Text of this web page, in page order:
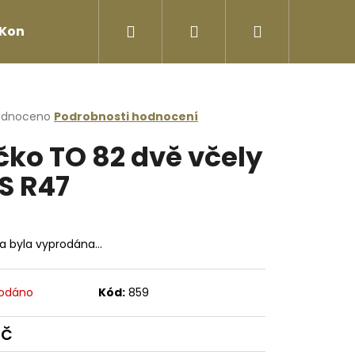
Kontakty Přihlášení
Podrobnosti hodnocení
TO 82 dvě včely
R47
byla vyprodána…
Kód: 859